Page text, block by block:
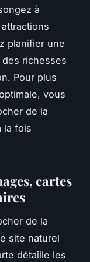
à
planifier une
richesses
Pour plus
vous
de la
la fois
cartes
de la
site naturel
détaille les